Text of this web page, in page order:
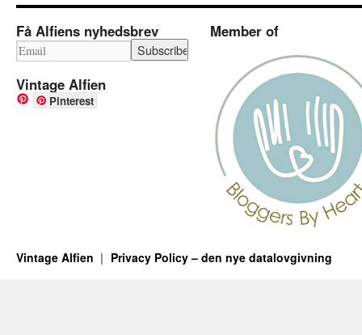
Få Alfiens nyhedsbrev
Vintage Alfien
Pinterest
Member of
Vintage Alfien Privacy Policy – den nye datalovgivning